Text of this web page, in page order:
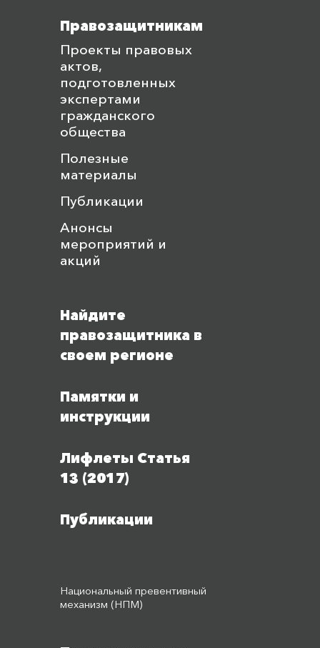
Правозащитникам
Проекты правовых
актов,
подготовленных
экспертами
гражданского
общества
Полезные
материалы
Публикации
Анонсы
мероприятий и
акций
Найдите
правозащитника в
своем регионе
Памятки и
инструкции
Лифлеты Статья
13 (2017)
Публикации
Национальный превентивный
механизм (НПМ)